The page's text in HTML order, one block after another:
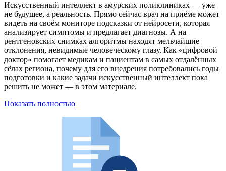
Искусственный интеллект в амурских поликлиниках — уже
не будущее, а реальность. Прямо сейчас врач на приёме может
видеть на своём мониторе подсказки от нейросети, которая
анализирует симптомы и предлагает диагнозы. А на
рентгеновских снимках алгоритмы находят мельчайшие
отклонения, невидимые человеческому глазу. Как «цифровой
доктор» помогает медикам и пациентам в самых отдалённых
сёлах региона, почему для его внедрения потребовались годы
подготовки и какие задачи искусственный интеллект пока
решить не может — в этом материале.
Показать полностью